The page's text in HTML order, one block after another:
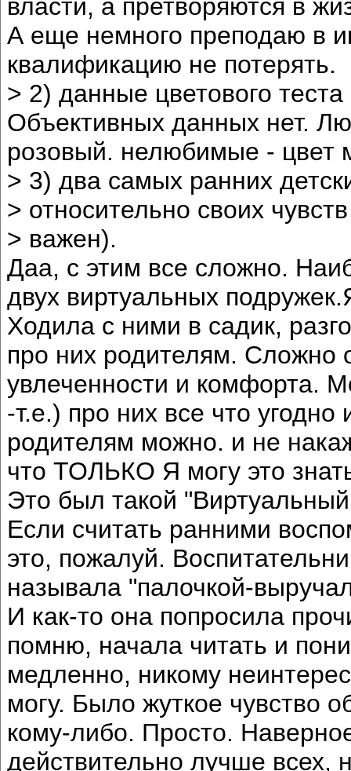
власти, а претворяются в
А еще немного преподаю в
квалификацию не потерять.
> 2) данные цветового
Объективных данных нет.
розовый. нелюбимые - цвет
> 3) два самых ранних
> относительно своих
> важен).
Даа, с этим все сложно.
двух виртуальных
Ходила с ними в садик,
про них родителям. Сложно
увлеченности и комфорта.
-т.е.) про них все что
родителям можно. и не
что ТОЛЬКО Я могу это
Это был такой
Если считать ранними
это, пожалуй.
называла "палочкой-
И как-то она попросила
помню, начала читать и
медленно, никому
могу. Было жуткое чувство
кому-либо. Просто.
действительно лучше всех,